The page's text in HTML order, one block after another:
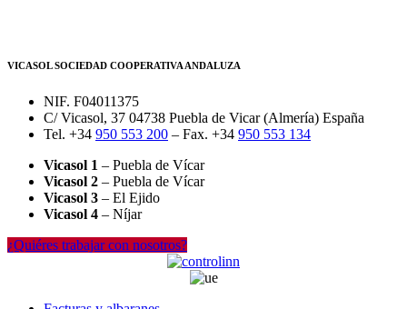
VICASOL SOCIEDAD COOPERATIVA ANDALUZA
NIF. F04011375
C/ Vicasol, 37 04738 Puebla de Vicar (Almería) España
Tel. +34 950 553 200 – Fax. +34 950 553 134
Vicasol 1 – Puebla de Vícar
Vicasol 2 – Puebla de Vícar
Vicasol 3 – El Ejido
Vicasol 4 – Níjar
¿Quiéres trabajar con nosotros?